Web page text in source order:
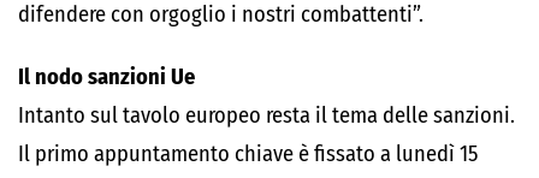
difendere con orgoglio i nostri combattenti”.
Il nodo sanzioni Ue
Intanto sul tavolo europeo resta il tema delle sanzioni.
Il primo appuntamento chiave è fissato a lunedì 15